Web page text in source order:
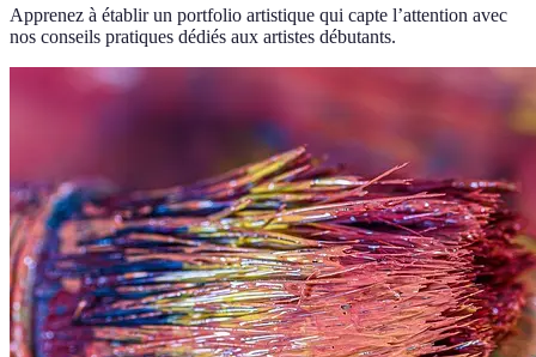
Apprenez à établir un portfolio artistique qui capte l’attention avec
nos conseils pratiques dédiés aux artistes débutants.